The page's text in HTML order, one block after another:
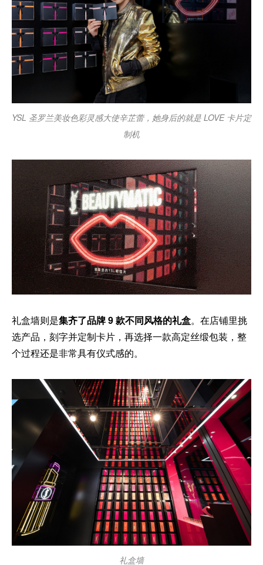
YSL 圣罗兰美妆色彩灵感大使辛芷蕾，她身后的就是 LOVE 卡片定
制机
礼盒墙则是集齐了品牌 9 款不同风格的礼盒。在店铺里挑
选产品，刻字并定制卡片，再选择一款高定丝缎包装，整
个过程还是非常具有仪式感的。
礼盒墙